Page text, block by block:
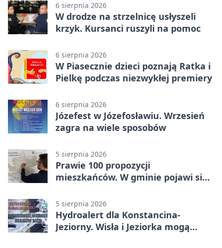
6 sierpnia 2026
W drodze na strzelnicę usłyszeli
krzyk. Kursanci ruszyli na pomoc
6 sierpnia 2026
W Piasecznie dzieci poznają Ratka i
Pielkę podczas niezwykłej premiery
6 sierpnia 2026
Józefest w Józefosławiu. Wrzesień
zagra na wiele sposobów
5 sierpnia 2026
Prawie 100 propozycji
mieszkańców. W gminie pojawi się
5 sierpnia 2026
Hydroalert dla Konstancina-
Jeziorny. Wisła i Jeziorka mogą